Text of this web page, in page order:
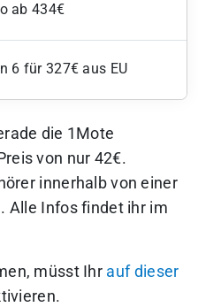
ab 434€
6 für 327€ aus EU
die 1Mote
von nur 42€.
innerhalb von einer
Alle Infos findet ihr im
müsst Ihr auf dieser